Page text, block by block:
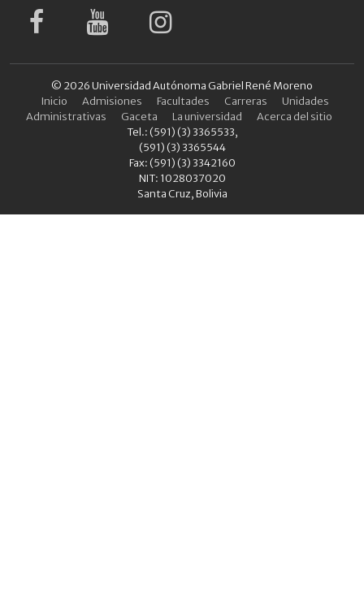
© 2026 Universidad Autónoma Gabriel René Moreno
Inicio
Admisiones Facultades Carreras
Unidades
Administrativas
Gaceta La universidad
Acerca del sitio
Tel.: (591) (3) 3365533,
(591) (3) 3365544
Fax: (591) (3) 3342160
NIT: 1028037020
Santa Cruz, Bolivia